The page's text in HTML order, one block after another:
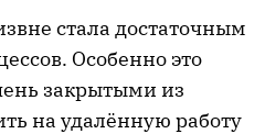
стала достаточным
Особенно это
закрытыми из
на удалённую работу